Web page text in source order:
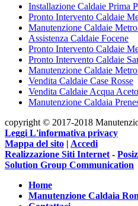
Installazione Caldaie Prima
Pronto Intervento Caldaie
Manutenzione Caldaie
Assistenza Caldaie Focene
Pronto Intervento Caldaie
Pronto Intervento Caldaie
Manutenzione Caldaie
Vendita Caldaie Case Rosse
Vendita Caldaie Acqua
Manutenzione Caldaia
copyright © 2017-2018
Leggi L'informativa privacy
Mappa del sito | Accedi
Realizzazione Siti Internet -
Solution Group Communication
Home
Manutenzione Caldaia